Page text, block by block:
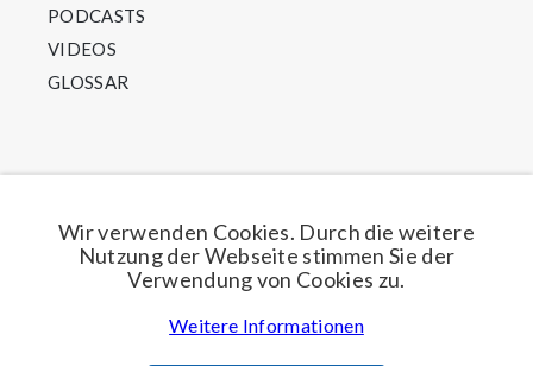
PODCASTS
VIDEOS
GLOSSAR
Direkt für unseren Newsletter anmelden
Jetzt anmelden
Wir verwenden Cookies. Durch die weitere
Nutzung der Webseite stimmen Sie der
Verwendung von Cookies zu.
Weitere Informationen